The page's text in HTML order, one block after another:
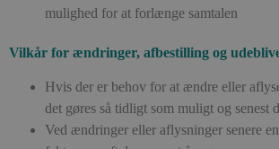
mulighed for at forlænge samtalen
Vilkår for ændringer, afbestilling og
Hvis der er behov for at ændre eller
det gøres så tidligt som muligt og senest
Ved ændringer eller aflysninger senere